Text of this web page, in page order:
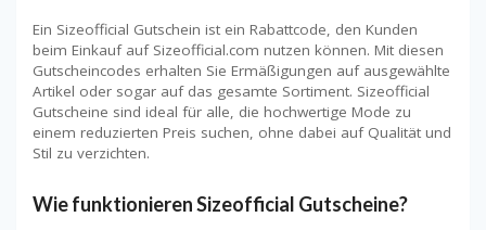
Ein Sizeofficial Gutschein ist ein Rabattcode, den Kunden
beim Einkauf auf Sizeofficial.com nutzen können. Mit diesen
Gutscheincodes erhalten Sie Ermäßigungen auf ausgewählte
Artikel oder sogar auf das gesamte Sortiment. Sizeofficial
Gutscheine sind ideal für alle, die hochwertige Mode zu
einem reduzierten Preis suchen, ohne dabei auf Qualität und
Stil zu verzichten.
Wie funktionieren Sizeofficial Gutscheine?